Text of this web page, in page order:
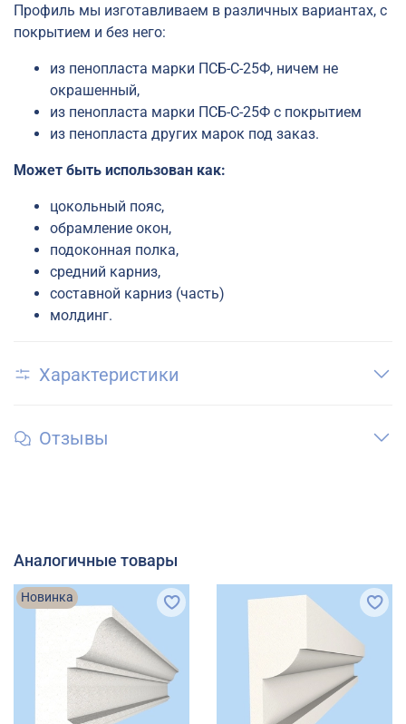
Профиль мы изготавливаем в различных вариантах, с
покрытием и без него:
из пенопласта марки ПСБ-С-25Ф, ничем не
окрашенный,
из пенопласта марки ПСБ-С-25Ф с покрытием
из пенопласта других марок под заказ.
Может быть использован как:
цокольный пояс,
обрамление окон,
подоконная полка,
средний карниз,
составной карниз (часть)
молдинг.
Характеристики
Отзывы
Аналогичные товары
Новинка